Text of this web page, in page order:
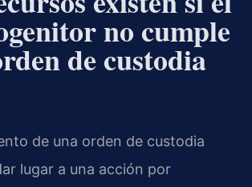
no cumple
de custodia
de una orden de custodia
lugar a una acción por